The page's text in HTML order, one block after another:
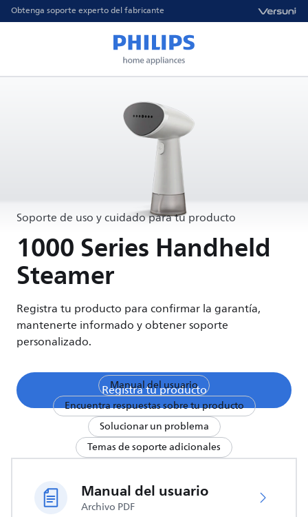
Obtenga soporte experto del fabricante
Soporte de uso y cuidado para tu producto
1000 Series Handheld
Steamer
Registra tu producto para confirmar la garantía,
mantenerte informado y obtener soporte
personalizado.
Registra tu producto
Manual del usuario
Encuentra respuestas sobre tu producto
Solucionar un problema
Temas de soporte adicionales
Manual del usuario
Archivo PDF